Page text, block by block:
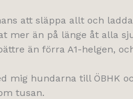
att släppa allt och
mer än på länge åt alla
än förra A1-helgen,
mig hundarna till ÖBHK
tusan.